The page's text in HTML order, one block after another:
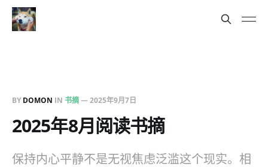
BY DOMON IN 书摘—2025年9月7日
2025年8月阅读书摘
保持内心平静不是无视焦虑泛滥这个现实。相